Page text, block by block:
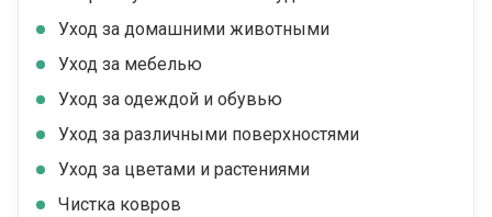
Уход за домашними животными
Уход за мебелью
Уход за одеждой и обувью
Уход за различными поверхностями
Уход за цветами и растениями
Чистка ковров